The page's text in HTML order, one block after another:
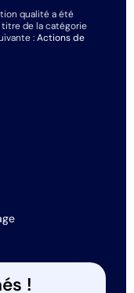
qualité a été
titre de la catégorie
:Actions de
!